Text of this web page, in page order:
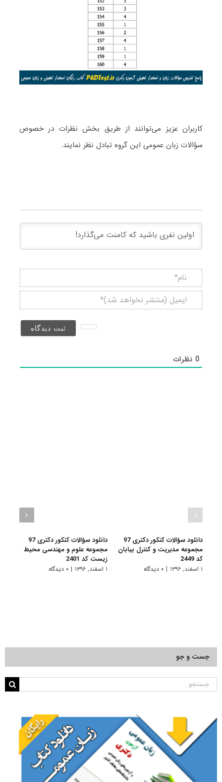
کاربران عزیز می‌توانند از طریق بخش نظرات در خصوص
سؤالات زبان عمومی این گروه تبادل نظر نمایند.
(منتشر
0نظرات
دانلود سؤالات کنکور دکتری 97
مجموعه مدیریت و کنترل بیابان
کد 2449
۱ اسفند, ۱۳۹۶ | ۰ دیدگاه
دانلود سؤالات کنکور دکتری 97
مجموعه علوم و مهندسی محیط
زیست کد 2401
۱ اسفند, ۱۳۹۶ | ۰ دیدگاه
جست و جو
جستجو